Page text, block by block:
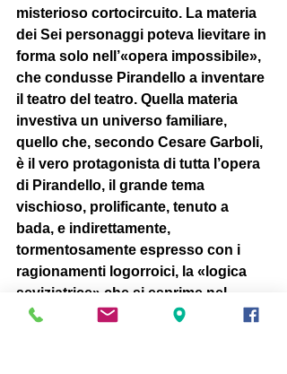
misterioso cortocircuito. La materia
dei Sei personaggi poteva lievitare in
forma solo nell’«opera impossibile»,
che condusse Pirandello a inventare
il teatro del teatro. Quella materia
investiva un universo familiare,
quello che, secondo Cesare Garboli,
è il vero protagonista di tutta l’opera
di Pirandello, il grande tema
vischioso, prolificante, tenuto a
bada, e indirettamente,
tormentosamente espresso con i
ragionamenti logorroici, la «logica
seviziatrice» che si esprime nel
«linguaggio dei verbali di polizia»,